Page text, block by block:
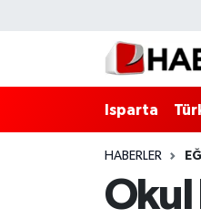
Isparta
HABERLER
Okul
Isparta Hakkında
Esnaf Diyor ki;
Isparta Nöbetçi
Isparta Hava
Isparta Trafik
Süper Lig Puan